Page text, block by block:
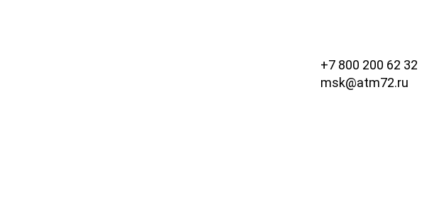
+7 800 200 62 32
msk@atm72.ru